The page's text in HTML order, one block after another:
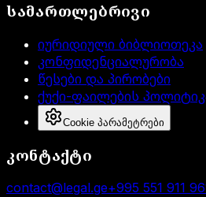
სამართლებრივი
იურიდიული ბიბლიოთეკა
კონფიდენციალურობა
წესები და პირობები
ქუქი-ფაილების
Cookie პარამეტრები
კონტაქტი
contact@legal.ge+995 551 911